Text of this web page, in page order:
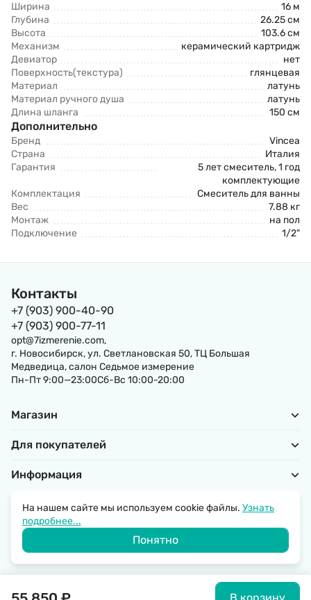
В корзину
Ширина
16 м
Глубина
26.25 см
Высота
103.6 см
Механизм
керамический картридж
Девиатор
нет
Поверхность(текстура)
глянцевая
Материал
латунь
Материал ручного душа
латунь
Длина шланга
150 см
Дополнительно
Бренд
Vincea
Страна
Италия
Гарантия
5 лет смеситель, 1 год
комплектующие
Комплектация
Смеситель для ванны
Вес
7.88 кг
Монтаж
на пол
Подключение
1/2"
Контакты
+7 (903) 900-40-90
+7 (903) 900-77-11
opt@7izmerenie.com,
г. Новосибирск, ул. Светлановская 50, ТЦ Большая
Медведица, салон Седьмое измерение
Пн-Пт 9:00—23:00Сб-Вс 10:00-20:00
Магазин
Для покупателей
Информация
© 2026 SantechRussia.
Политика обработки персональных данных
На нашем сайте мы используем cookie файлы. Узнать
подробнее...
Понятно